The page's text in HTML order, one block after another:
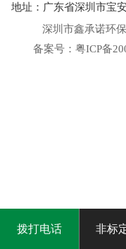
地址：广东省深圳市宝
深圳市鑫承诺环
备案号： 粤ICP备
拨打电话 非标